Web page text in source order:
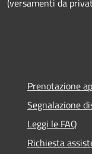
Prenotazione
Segnalazione
Leggi le FAQ
Richiesta